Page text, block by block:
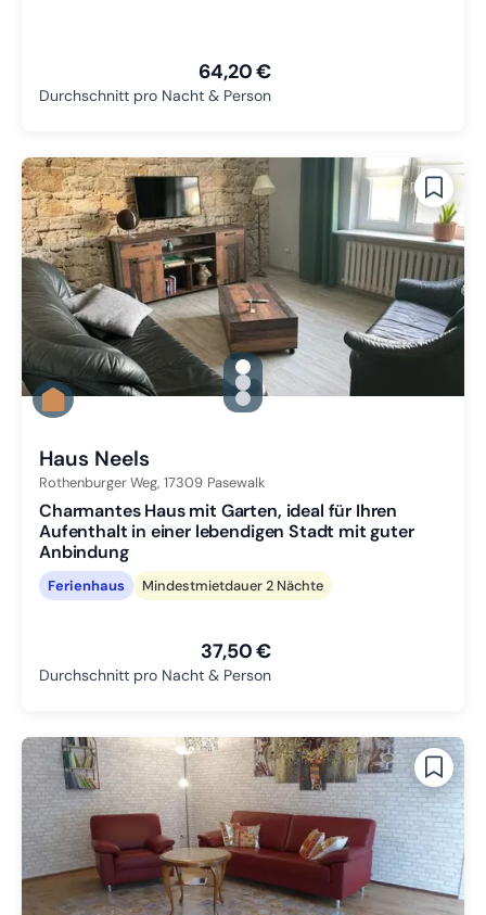
64,20 €
Durchschnitt pro Nacht & Person
gallery.slide_selector
Zu Slide 1 wechseln
Zu Slide 2 wechseln
Zu Slide 3 wechseln
Haus Neels
Rothenburger Weg, 17309 Pasewalk
Charmantes Haus mit Garten, ideal für Ihren
Aufenthalt in einer lebendigen Stadt mit guter
Anbindung
Ferienhaus Mindestmietdauer 2 Nächte
37,50 €
Durchschnitt pro Nacht & Person